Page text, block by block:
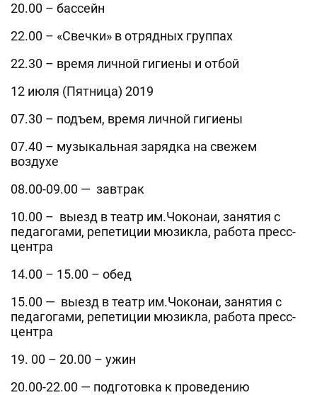
20.00 – бассейн
22.00 – «Свечки» в отрядных группах
22.30 – время личной гигиены и отбой
12 июля (Пятница) 2019
07.30 – подъем, время личной гигиены
07.40 – музыкальная зарядка на свежем
воздухе
08.00-09.00 — завтрак
10.00 – выезд в театр им.Чоконаи, занятия с
педагогами, репетиции мюзикла, работа пресс-
центра
14.00 – 15.00 – обед
15.00 — выезд в театр им.Чоконаи, занятия с
педагогами, репетиции мюзикла, работа пресс-
центра
19. 00 – 20.00 – ужин
20.00-22.00 — подготовка к проведению